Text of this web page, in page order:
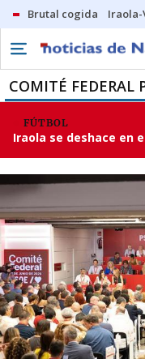
Brutal cogida
COMITÉ FEDERAL
FÚTBOL
Iraola se deshace en